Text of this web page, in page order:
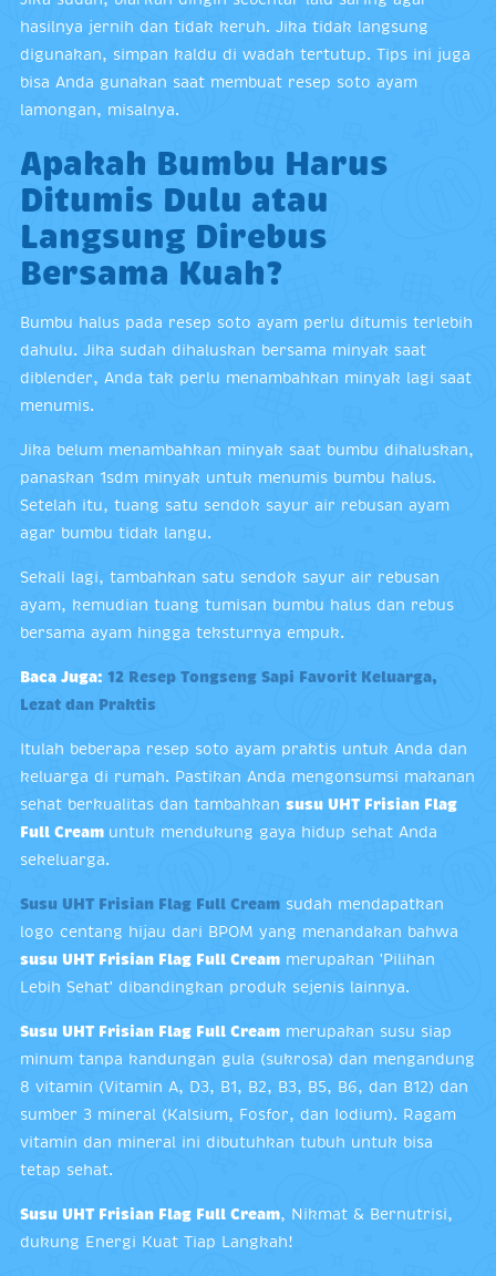
hasilnya jernih dan tidak keruh. Jika tidak langsung
digunakan, simpan kaldu di wadah tertutup. Tips ini juga
bisa Anda gunakan saat membuat resep soto ayam
lamongan, misalnya.
Apakah Bumbu Harus
Ditumis Dulu atau
Langsung Direbus
Bersama Kuah?
Bumbu halus pada resep soto ayam perlu ditumis terlebih
dahulu. Jika sudah dihaluskan bersama minyak saat
diblender, Anda tak perlu menambahkan minyak lagi saat
menumis.
Jika belum menambahkan minyak saat bumbu dihaluskan,
panaskan 1sdm minyak untuk menumis bumbu halus.
Setelah itu, tuang satu sendok sayur air rebusan ayam
agar bumbu tidak langu.
Sekali lagi, tambahkan satu sendok sayur air rebusan
ayam, kemudian tuang tumisan bumbu halus dan rebus
bersama ayam hingga teksturnya empuk.
Baca Juga: 12 Resep Tongseng Sapi Favorit Keluarga,
Lezat dan Praktis
Itulah beberapa resep soto ayam praktis untuk Anda dan
keluarga di rumah. Pastikan Anda mengonsumsi makanan
sehat berkualitas dan tambahkan susu UHT Frisian Flag
Full Cream untuk mendukung gaya hidup sehat Anda
sekeluarga.
Susu UHT Frisian Flag Full Cream sudah mendapatkan
logo centang hijau dari BPOM yang menandakan bahwa
susu UHT Frisian Flag Full Cream merupakan 'Pilihan
Lebih Sehat' dibandingkan produk sejenis lainnya.
Susu UHT Frisian Flag Full Cream merupakan susu siap
minum tanpa kandungan gula (sukrosa) dan mengandung
8 vitamin (Vitamin A, D3, B1, B2, B3, B5, B6, dan B12) dan
sumber 3 mineral (Kalsium, Fosfor, dan Iodium). Ragam
vitamin dan mineral ini dibutuhkan tubuh untuk bisa
tetap sehat.
Susu UHT Frisian Flag Full Cream , Nikmat & Bernutrisi,
dukung Energi Kuat Tiap Langkah!